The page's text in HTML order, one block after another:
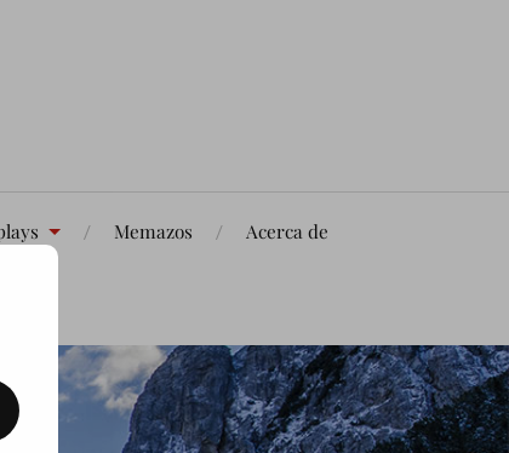
Memazos Acerca de